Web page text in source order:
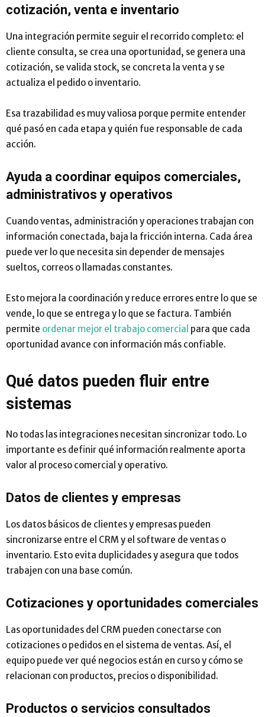
cotización, venta e inventario
Una integración permite seguir el recorrido completo: el
cliente consulta, se crea una oportunidad, se genera una
cotización, se valida stock, se concreta la venta y se
actualiza el pedido o inventario.
Esa trazabilidad es muy valiosa porque permite entender
qué pasó en cada etapa y quién fue responsable de cada
acción.
Ayuda a coordinar equipos comerciales,
administrativos y operativos
Cuando ventas, administración y operaciones trabajan con
información conectada, baja la fricción interna. Cada área
puede ver lo que necesita sin depender de mensajes
sueltos, correos o llamadas constantes.
Esto mejora la coordinación y reduce errores entre lo que se
vende, lo que se entrega y lo que se factura. También
permite ordenar mejor el trabajo comercial para que cada
oportunidad avance con información más confiable.
Qué datos pueden fluir entre
sistemas
No todas las integraciones necesitan sincronizar todo. Lo
importante es definir qué información realmente aporta
valor al proceso comercial y operativo.
Datos de clientes y empresas
Los datos básicos de clientes y empresas pueden
sincronizarse entre el CRM y el software de ventas o
inventario. Esto evita duplicidades y asegura que todos
trabajen con una base común.
Cotizaciones y oportunidades comerciales
Las oportunidades del CRM pueden conectarse con
cotizaciones o pedidos en el sistema de ventas. Así, el
equipo puede ver qué negocios están en curso y cómo se
relacionan con productos, precios o disponibilidad.
Productos o servicios consultados